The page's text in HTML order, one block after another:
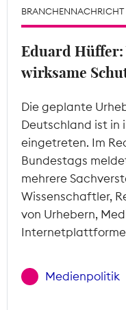
Mitgliederbereich
BRANCHENNACHRICHT
Eduard
wirksame
Die geplante
Deutschland ist in
eingetreten. Im
Bundestags
mehrere
Wissenschaftler,
von Urhebern,
Medienpolitik